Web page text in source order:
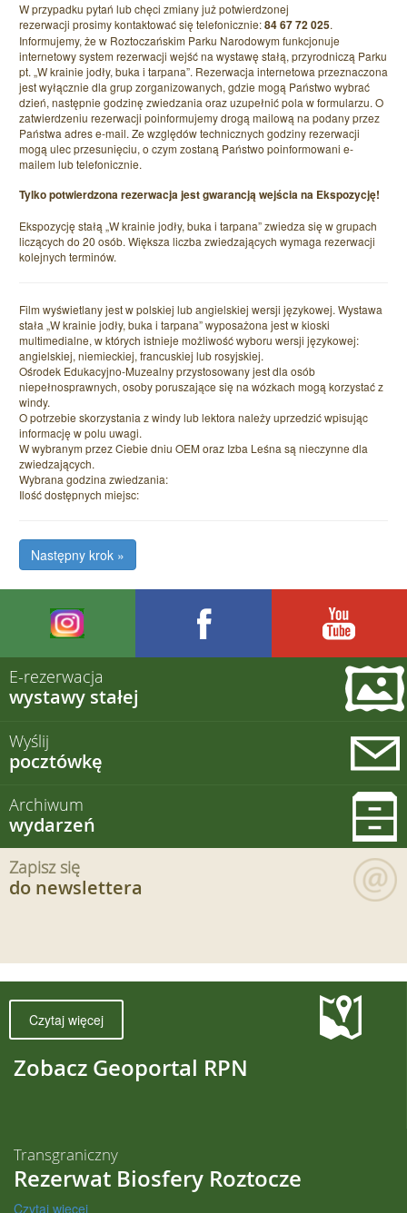
W przypadku pytań lub chęci zmiany już potwierdzonej
rezerwacji prosimy kontaktować się telefonicznie:84 67 72 025.
Informujemy, że w Roztoczańskim Parku Narodowym funkcjonuje
internetowy system rezerwacji wejść na wystawę stałą, przyrodniczą Parku
pt. „W krainie jodły, buka i tarpana”. Rezerwacja internetowa przeznaczona
jest wyłącznie dla grup zorganizowanych, gdzie mogą Państwo wybrać
dzień, następnie godzinę zwiedzania oraz uzupełnić pola w formularzu. O
zatwierdzeniu rezerwacji poinformujemy drogą mailową na podany przez
Państwa adres e-mail. Ze względów technicznych godziny rezerwacji
mogą ulec przesunięciu, o czym zostaną Państwo poinformowani e-
mailem lub telefonicznie.
Tylko potwierdzona rezerwacja jest gwarancją wejścia na Ekspozycję!
Ekspozycję stałą „W krainie jodły, buka i tarpana” zwiedza się w grupach
liczących do 20 osób. Większa liczba zwiedzających wymaga rezerwacji
kolejnych terminów.
Film wyświetlany jest w polskiej lub angielskiej wersji językowej. Wystawa
stała „W krainie jodły, buka i tarpana” wyposażona jest w kioski
multimedialne, w których istnieje możliwość wyboru wersji językowej:
angielskiej, niemieckiej, francuskiej lub rosyjskiej.
Ośrodek Edukacyjno-Muzealny przystosowany jest dla osób
niepełnosprawnych, osoby poruszające się na wózkach mogą korzystać z
windy.
O potrzebie skorzystania z windy lub lektora należy uprzedzić wpisując
informację w polu uwagi.
W wybranym przez Ciebie dniu OEM oraz Izba Leśna są nieczynne dla
zwiedzających.
Wybrana godzina zwiedzania:
Ilość dostępnych miejsc:
E-rezerwacja
wystawy stałej
Wyślij
pocztówkę
Archiwum
wydarzeń
Zapisz się
do newslettera
Zobacz Geoportal RPN
Czytaj więcej
Transgraniczny
Rezerwat Biosfery Roztocze
Czytaj więcej